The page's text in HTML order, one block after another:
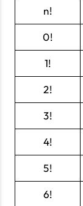
n!
0!
1!
2!
3!
4!
5!
6!